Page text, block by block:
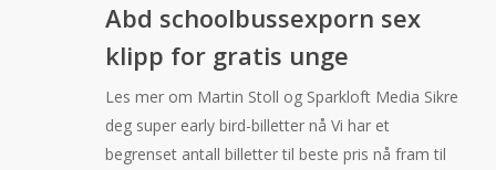
Abd schoolbussexporn sex
klipp for gratis unge
Les mer om Martin Stoll og Sparkloft Media Sikre
deg super early bird-billetter nå Vi har et
begrenset antall billetter til beste pris nå fram til